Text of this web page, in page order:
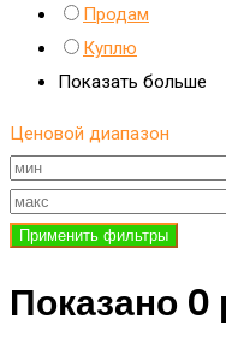
Продам
Куплю
Показать больше
Ценовой диапазон
Применить фильтры
Показано 0